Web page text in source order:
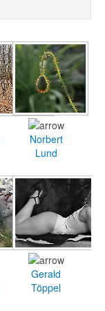
Norbert
Lund
Gerald
Töppel